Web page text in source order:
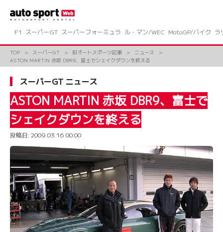
ツ
キ
F1 スーパーGT スーパーフォーミュラ ル・マン/WEC MotoGP/バイク ラ
TOP スーパーGT 旧オートスポーツ記事
ニュース
ASTON MARTIN 赤坂 DBR9、富士でシェイクダウンを終える
スーパーGT ニュース
ASTON MARTIN 赤坂 DBR9、富士で
シェイクダウンを終える
投稿日: 2009.03.16 00:00